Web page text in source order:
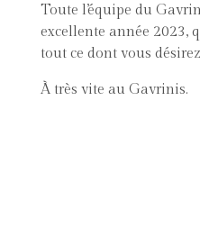
Toute l’équipe du
excellente année 2023,
tout ce dont vous
À très vite au Gavrinis.